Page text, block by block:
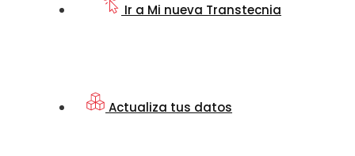
Ir a Mi nueva Transtecnia
Actualiza tus datos